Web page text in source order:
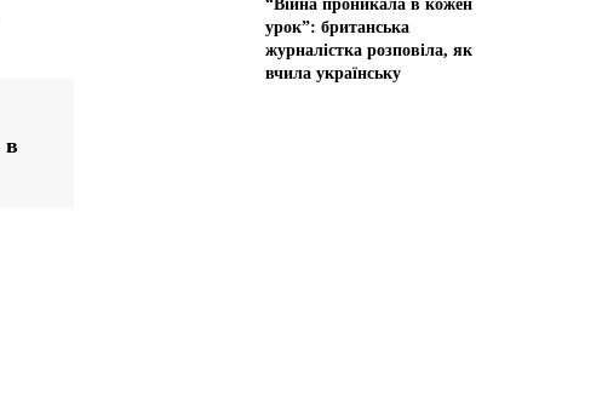
в
“Війна проникала в кожен
урок”: британська
журналістка розповіла, як
вчила українську